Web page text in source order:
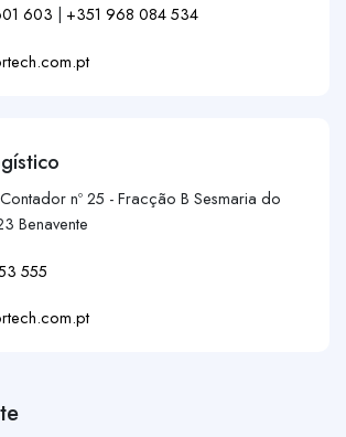
603 | +351 968 084 534
nº 25 - Fracção B Sesmaria do
Benavente
555